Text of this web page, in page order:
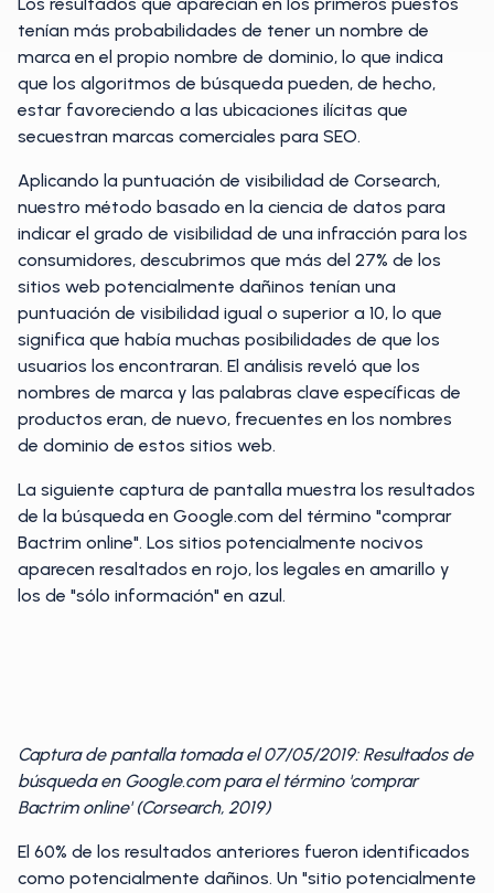
tenían más probabilidades de tener un nombre de
marca en el propio nombre de dominio, lo que indica
que los algoritmos de búsqueda pueden, de hecho,
estar favoreciendo a las ubicaciones ilícitas que
secuestran marcas comerciales para SEO.
Aplicando la puntuación de visibilidad de Corsearch,
nuestro método basado en la ciencia de datos para
indicar el grado de visibilidad de una infracción para los
consumidores, descubrimos que más del 27% de los
sitios web potencialmente dañinos tenían una
puntuación de visibilidad igual o superior a 10, lo que
significa que había muchas posibilidades de que los
usuarios los encontraran. El análisis reveló que los
nombres de marca y las palabras clave específicas de
productos eran, de nuevo, frecuentes en los nombres
de dominio de estos sitios web.
La siguiente captura de pantalla muestra los resultados
de la búsqueda en Google.com del término "comprar
Bactrim online". Los sitios potencialmente nocivos
aparecen resaltados en rojo, los legales en amarillo y
los de "sólo información" en azul.
Captura de pantalla tomada el 07/05/2019: Resultados de
búsqueda en Google.com para el término 'comprar
Bactrim online' (Corsearch, 2019)
El 60% de los resultados anteriores fueron identificados
como potencialmente dañinos. Un "sitio potencialmente